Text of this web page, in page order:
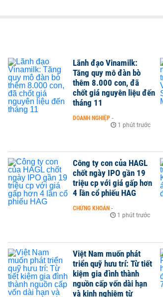
Lãnh đạo Vinamilk:
Tăng quy mô đàn bò
thêm 8.000 con, đã
chốt giá nguyên liệu đến
tháng 11
DOANH NGHIỆP -
1 phút trước
Công ty con của HAGL
chốt ngày IPO gần 19
triệu cp với giá gấp hơn
4 lần cổ phiếu HAG
CHỨNG KHOÁN -
1 phút trước
Việt Nam muốn phát
triển quỹ hưu trí: Từ tiết
kiệm gia đình thành
nguồn cấp vốn dài hạn
và kinh nghiệm từ